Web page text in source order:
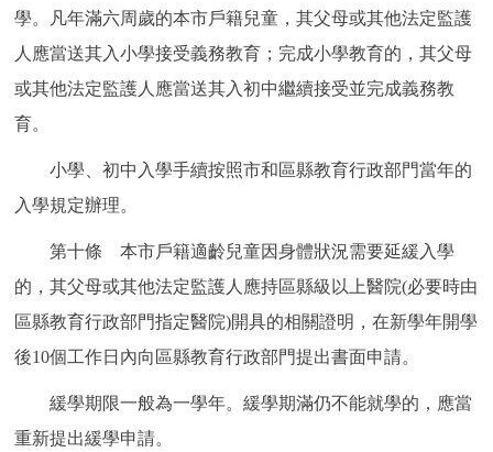
學。凡年滿六周歲的本市戶籍兒童，其父母或其他法定監護
人應當送其入小學接受義務教育；完成小學教育的，其父母
或其他法定監護人應當送其入初中繼續接受並完成義務教
育。
小學、初中入學手續按照市和區縣教育行政部門當年的
入學規定辦理。
第十條 本市戶籍適齡兒童因身體狀況需要延緩入學
的，其父母或其他法定監護人應持區縣級以上醫院(必要時由
區縣教育行政部門指定醫院)開具的相關證明，在新學年開學
後10個工作日內向區縣教育行政部門提出書面申請。
緩學期限一般為一學年。緩學期滿仍不能就學的，應當
重新提出緩學申請。